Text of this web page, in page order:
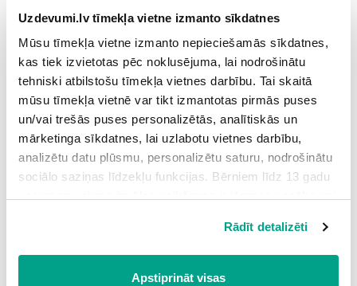
Uzdevumi.lv tīmekļa vietne izmanto sīkdatnes
Mūsu tīmekļa vietne izmanto nepieciešamās sīkdatnes,
kas tiek izvietotas pēc noklusējuma, lai nodrošinātu
tehniski atbilstošu tīmekļa vietnes darbību. Tai skaitā
mūsu tīmekļa vietnē var tikt izmantotas pirmās puses
un/vai trešās puses personalizētās, analītiskās un
mārketinga sīkdatnes, lai uzlabotu vietnes darbību,
analizētu datu plūsmu, personalizētu saturu, nodrošinātu
sociālo saziņas līdzekļu funkcijas. Bērniem līdz 13 gadu
Spiežot uz pogas “Apstiprināt visas”, Jūs piekrītat visām
sīkdatnēm, kas atrodas šajā tīmekļa vietnē, ieskaitot
trešo pušu mārketinga sīkdatnes. Spiežot uz pogas
Rādīt detalizēti
Apstiprināt visas
2.Šajā kompozīcijā vērojami trīs satekpunkti
Attēls:
https://en.wikipedia.org/wiki/List_of_paintings_by_Paul_C%C3%A9zanne#/m